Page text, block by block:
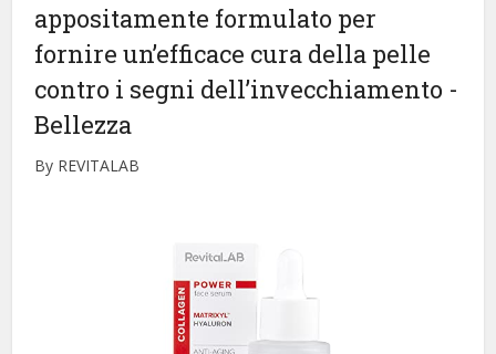
appositamente formulato per
fornire un’efficace cura della pelle
contro i segni dell’invecchiamento -
Bellezza
By REVITALAB